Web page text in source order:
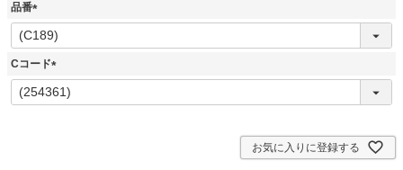
品番
(
必
須
Cコード
(
必
お気に入りに登録する